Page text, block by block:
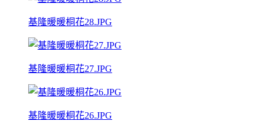
基隆暖暖桐花28.JPG
基隆暖暖桐花27.JPG
基隆暖暖桐花26.JPG